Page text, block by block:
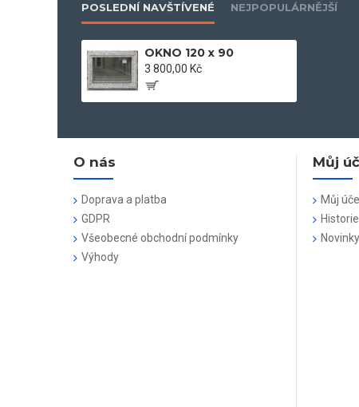
POSLEDNÍ NAVŠTÍVENÉ NEJPOPULÁRNĚJŠÍ
OKNO 120 x 90
3 800,00 Kč
O nás
Doprava a platba
GDPR
Všeobecné obchodní podmínky
Výhody
Můj
Můj
Novinky